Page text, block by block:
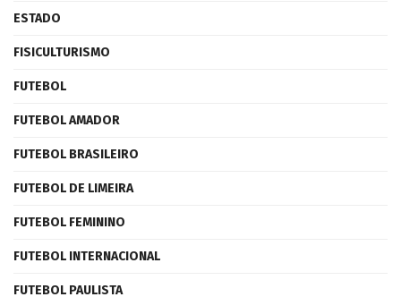
ESTADO
FISICULTURISMO
FUTEBOL
FUTEBOL AMADOR
FUTEBOL BRASILEIRO
FUTEBOL DE LIMEIRA
FUTEBOL FEMININO
FUTEBOL INTERNACIONAL
FUTEBOL PAULISTA